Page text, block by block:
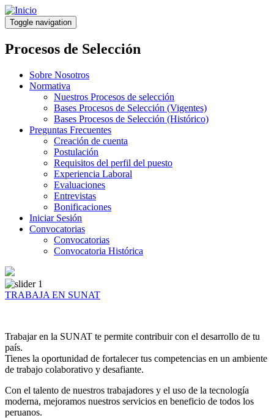
Pasar
al
contenido
principal
Toggle navigation
Procesos de Selección
Sobre Nosotros
Normativa
Nuestros Procesos de selección
Bases Procesos de Selección (Vigentes)
Bases Procesos de Selección (Histórico)
Preguntas Frecuentes
Creación de cuenta
Postulación
Requisitos del perfil del puesto
Experiencia Laboral
Evaluaciones
Entrevistas
Bonificaciones
Iniciar Sesión
Convocatorias
Convocatorias
Convocatoria Histórica
TRABAJA EN SUNAT
Trabajar en la SUNAT te permite contribuir con el desarrollo de tu
país.
Tienes la oportunidad de fortalecer tus competencias en un ambiente
de trabajo colaborativo y desafiante.
Con el talento de nuestros trabajadores y el uso de la tecnología
moderna, mejoramos nuestros servicios en beneficio de todos los
peruanos.